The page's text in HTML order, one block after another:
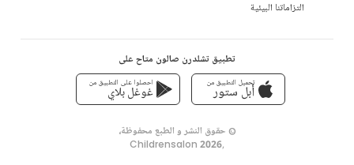
التزاماتنا البيئية
تطبيق تشلدرن صالون متاح على
تحميل التطبيق من
أبل ستور
احصلوا على التطبيق من
غوغل بلاي
© حقوق النشر و الطبع محفوظة،
,
Childrensalon 2026